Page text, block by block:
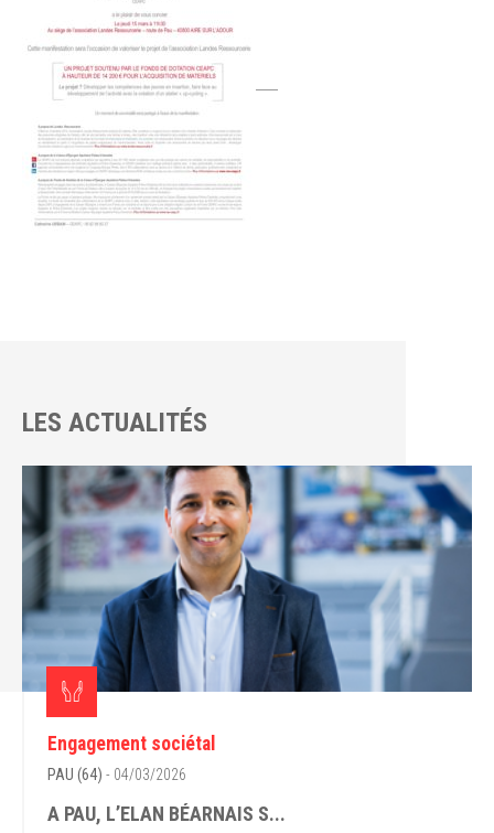
LES ACTUALITÉS
Engagement sociétal
PAU (64) - 04/03/2026
A PAU, L’ELAN BÉARNAIS S...